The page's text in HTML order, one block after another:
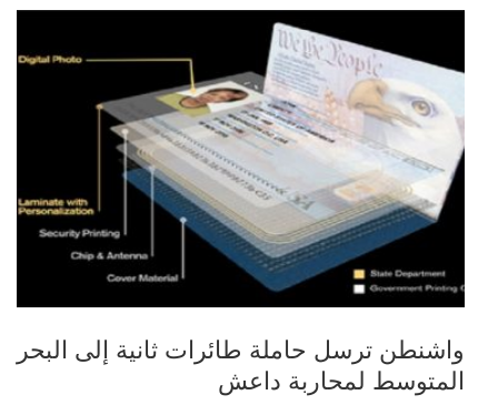
واشنطن ترسل حاملة طائرات ثانية إلى البحر
المتوسط لمحاربة داعش